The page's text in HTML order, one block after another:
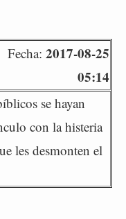
Fecha: 2017-08-25
05:14
se hayan
con la histeria
les desmonten el